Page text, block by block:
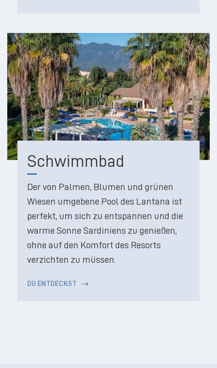
Schwimmbad
Der von Palmen, Blumen und grünen
Wiesen umgebene Pool des Lantana ist
perfekt, um sich zu entspannen und die
warme Sonne Sardiniens zu genießen,
ohne auf den Komfort des Resorts
verzichten zu müssen.
DU ENTDECKST